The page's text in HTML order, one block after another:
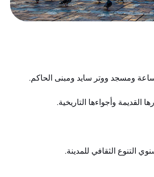
ومسجد ووتر سايد ومبنى الحاكم.
القديمة وأجواءها التاريخية.
التنوع الثقافي للمدينة.